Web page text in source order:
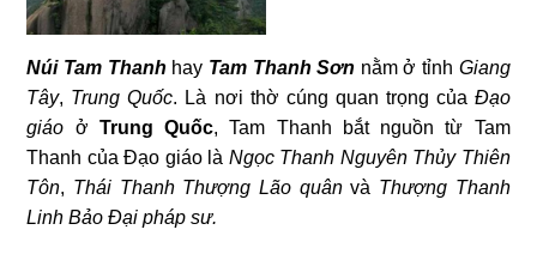
Núi Tam Thanh hay Tam Thanh Sơn nằm ở tỉnh Giang
Tây, Trung Quốc. Là nơi thờ cúng quan trọng của Đạo
giáo ở Trung Quốc, Tam Thanh bắt nguồn từ Tam
Thanh của Đạo giáo là Ngọc Thanh Nguyên Thủy Thiên
Tôn, Thái Thanh Thượng Lão quânvà Thượng Thanh
Linh Bảo Đại pháp sư.